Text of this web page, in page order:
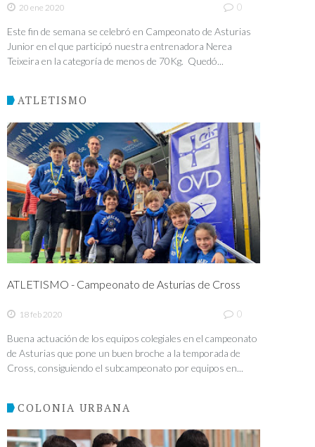
20 ene 2020 0
Este fin de semana se celebró en Campeonato de Asturias
Junior en el que participó nuestra entrenadora Nerea
Teixeira en la categoría de menos de 70Kg. Quedó...
ATLETISMO
ATLETISMO - Campeonato de Asturias de Cross
18 feb 2020 0
Buena actuación de los equipos colegiales en el campeonato
de Asturias que pone un buen broche a la temporada de
Cross, consiguiendo el subcampeonato por equipos en...
COLONIA URBANA